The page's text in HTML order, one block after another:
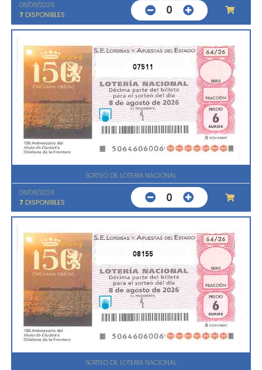
08/08/2026
7 DISPONIBLES 0
07511
SORTEO DE LOTERIA NACIONAL
08/08/2026
7 DISPONIBLES 0
08155
SORTEO DE LOTERIA NACIONAL